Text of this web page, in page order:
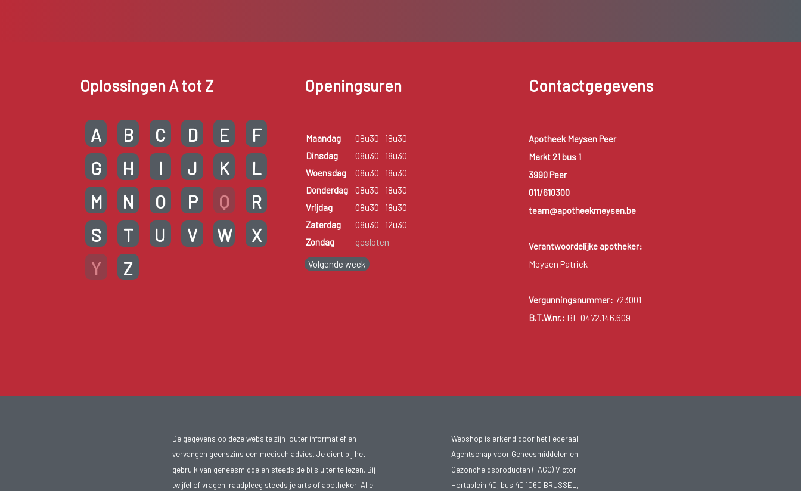
Oplossingen A tot Z
A B C D E
F
G
H I J K
L
M
N O P Q
R
S
T U V W
X
Y
Z
Openingsuren
Maandag 08u30
18u30
Dinsdag
08u30
18u30
Woensdag
08u30
18u30
Donderdag
08u30
18u30
Vrijdag
08u30
18u30
Zaterdag
08u30
12u30
Zondag
gesloten
Volgende week
Contactgegevens
Apotheek Meysen Peer
Markt 21 bus 1
3990 Peer
011/610300
team@apotheekmeysen.be
Verantwoordelijke apotheker:
Meysen Patrick
Vergunningsnummer: 723001
B.T.W.nr.: BE 0472.146.609
De gegevens op deze website zijn louter informatief en
vervangen geenszins een medisch advies. Je dient bij het
gebruik van geneesmiddelen steeds de bijsluiter te lezen. Bij
twijfel of vragen, raadpleeg steeds je arts of apotheker. Alle
Webshop is erkend door het Federaal
Agentschap voor Geneesmiddelen en
Gezondheidsproducten (FAGG) Victor
Hortaplein 40, bus 40 1060 BRUSSEL,